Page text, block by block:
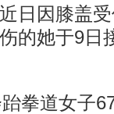
日因膝盖
的她于9日
拳道女子